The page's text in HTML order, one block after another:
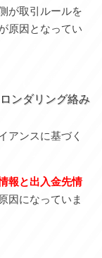
が取引ルールを
原因となってい
ンダリング絡み
アンスに基づく
報と出入金先情
因になっていま